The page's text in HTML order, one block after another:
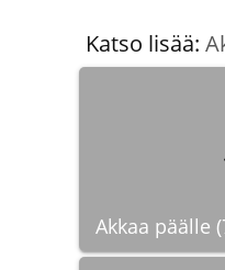
Katso lisää:
Akkaa päälle